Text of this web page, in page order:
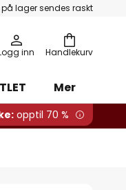
på lager sendes raskt
Handlekurv
inn
Mer
opptil 70 %